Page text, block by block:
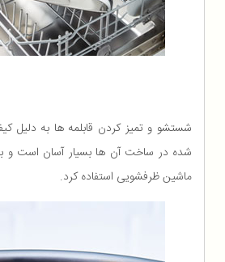
شستشو و تمیز کردن قابلمه ها به دلیل
شده در ساخت آن ها بسیار آسان است و
ماشین ظرفشویی استفاده کرد.